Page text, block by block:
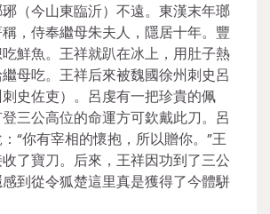
（今山東臨沂）不遠。東漢末年瑯
，侍奉繼母朱夫人，隱居十年。豐
鮮魚。王祥就趴在冰上，用肚子熱
母吃。王祥后來被魏國徐州刺史呂
史佐吏）。呂虔有一把珍貴的佩
三公高位的命運方可欽戴此刀。呂
“你有宰相的懷抱，所以贈你。”王
了寶刀。后來，王祥因功到了三公
到從令狐楚這里真是獲得了今體駢